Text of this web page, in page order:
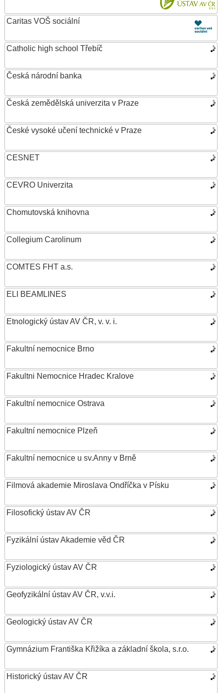
Caritas VOŠ sociální
Catholic high school Třebíč
Česká národní banka
Česká zemědělská univerzita v Praze
České vysoké učení technické v Praze
CESNET
CEVRO Univerzita
Chomutovská knihovna
Collegium Carolinum
COMTES FHT a.s.
ELI BEAMLINES
Etnologický ústav AV ČR, v. v. i.
Fakultní nemocnice Brno
Fakultni Nemocnice Hradec Kralove
Fakultní nemocnice Ostrava
Fakultní nemocnice Plzeň
Fakultní nemocnice u sv.Anny v Brně
Filmová akademie Miroslava Ondříčka v Písku
Filosofický ústav AV ČR
Fyzikální ústav Akademie věd ČR
Fyziologický ústav AV ČR
Geofyzikální ústav AV ČR, v.v.i.
Geologický ústav AV ČR
Gymnázium Františka Křižíka a základní škola, s.r.o.
Historický ústav AV ČR